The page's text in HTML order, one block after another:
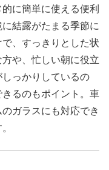
に簡単に使える便利
結露がたまる季節に
、すっきりとした状
や、忙しい朝に役立
っかりしているの
るのもポイント。車
ガラスにも対応でき